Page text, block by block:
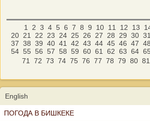
1 2 3 4 5 6 7 8 9 10 11 12 13
20 21 22 23 24 25 26 27 28 29 30 31
37 38 39 40 41 42 43 44 45 46 47 48
54 55 56 57 58 59 60 61 62 63 64 65
71
72 73 74 75 76 77 78 79 80 81
English
ПОГОДА В БИШКЕКЕ